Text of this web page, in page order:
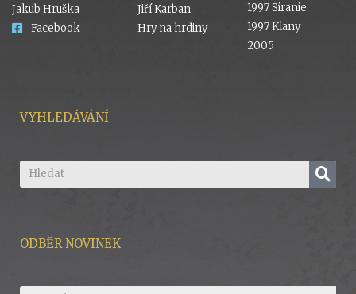
Jakub Hruška
Facebook
Jiří Karban
Hry na hrdiny
1997 Siranie
1997 Klany
2005
VYHLEDÁVÁNÍ
ODBĚR NOVINEK